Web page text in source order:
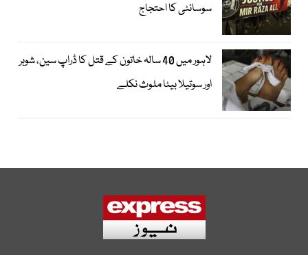
سوسائٹی کا احتجاج
لاہور میں 40 سالہ خاتون کے قتل کا ڈراپ سین، شوہر
اور سوتیلا بیٹا ملوث نکلے